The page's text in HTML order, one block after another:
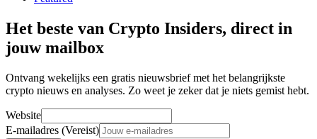
Het beste van Crypto Insiders, direct in
jouw mailbox
Ontvang wekelijks een gratis nieuwsbrief met het belangrijkste
crypto nieuws en analyses. Zo weet je zeker dat je niets gemist hebt.
Website
E-mailadres (Vereist)